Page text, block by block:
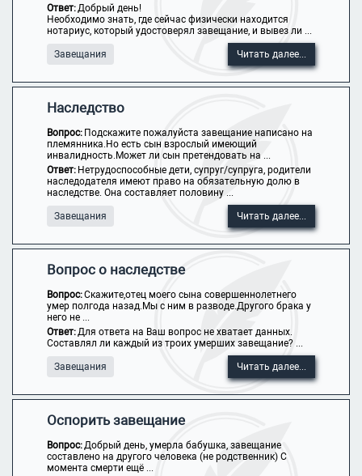
Ответ:Добрый день!
Необходимо знать, где сейчас физически находится
нотариус, который удостоверял завещание, и вывез ли ...
Завещания Читать далее...
Наследство
Вопрос: Подскажите пожалуйста завещание написано на
племянника.Но есть сын взрослый имеющий
инвалидность.Может ли сын претендовать на ...
Ответ: Нетрудоспособные дети, супруг/супруга, родители
наследодателя имеют право на обязательную долю в
наследстве. Она составляет половину ...
Завещания Читать далее...
Вопрос о наследстве
Вопрос:Скажите,отец моего сына совершеннолетнего
умер полгода назад.Мы с ним в разводе.Другого брака у
него не ...
Ответ:Для ответа на Ваш вопрос не хватает данных.
Составлял ли каждый из троих умерших завещание? ...
Завещания Читать далее...
Оспорить завещание
Вопрос:Добрый день, умерла бабушка, завещание
составлено на другого человека (не родственник) С
момента смерти ещё ...